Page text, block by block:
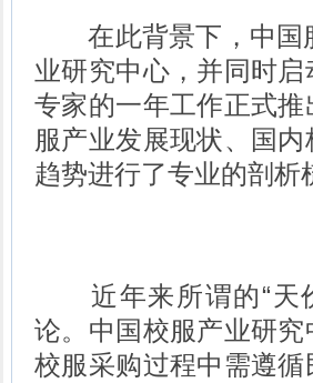
在此背景下，中国
业研究中心，并同时
专家的一年工作正式
服产业发展现状、国
趋势进行了专业的剖析
近年来所谓的“天
论。中国校服产业研
校服采购过程中需遵